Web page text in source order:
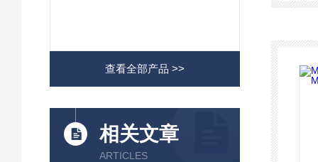
查看全部产品 >>
相关文章
ARTICLES